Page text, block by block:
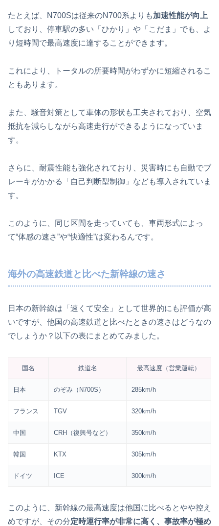
たとえば、N700Sは従来のN700系よりも加速性能が向上
しており、停車駅の多い「ひかり」や「こだま」でも、よ
り短時間で最高速度に達することができます。
これにより、トータルの所要時間がわずかに短縮されるこ
ともあります。
また、騒音対策として車体の形状も工夫されており、空気
抵抗を減らしながら高速走行ができるようになっていま
す。
さらに、耐震性能も強化されており、災害時にも自動でブ
レーキがかかる「自己判断型制御」なども導入されていま
す。
このように、同じ区間を走っていても、車両形式によっ
て“体感の速さ”や“快適性”は変わるんです。
海外の高速鉄道と比べた新幹線の速さ
日本の新幹線は「速くて安全」として世界的にも評価が高
いですが、他国の高速鉄道と比べたときの速さはどうなの
でしょうか？以下の表にまとめてみました。
国名 鉄道名 最高速度（営業運転）
日本 のぞみ（N700S） 285km/h
フランス TGV 320km/h
中国 CRH（復興号など） 350km/h
韓国 KTX 305km/h
ドイツ ICE 300km/h
このように、新幹線の最高速度は他国に比べるとやや控え
めですが、その分定時運行率が非常に高く、事故率が極め